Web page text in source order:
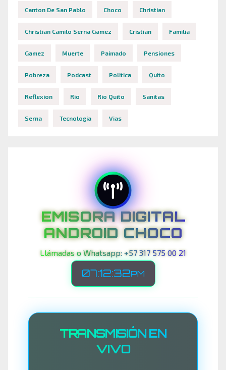
Canton De San Pablo Choco Christian
Christian Camilo Serna Gamez Cristian Familia
Gamez Muerte Paimado Pensiones
Pobreza Podcast Politica Quito
Reflexion Rio Rio Quito Sanitas
Serna Tecnologia Vias
EMISORA DIGITAL
ANDROID CHOCO
Llámadas o Whatsapp: +57 317 575 00 21
07:12:34PM
TRANSMISIÓN EN
VIVO